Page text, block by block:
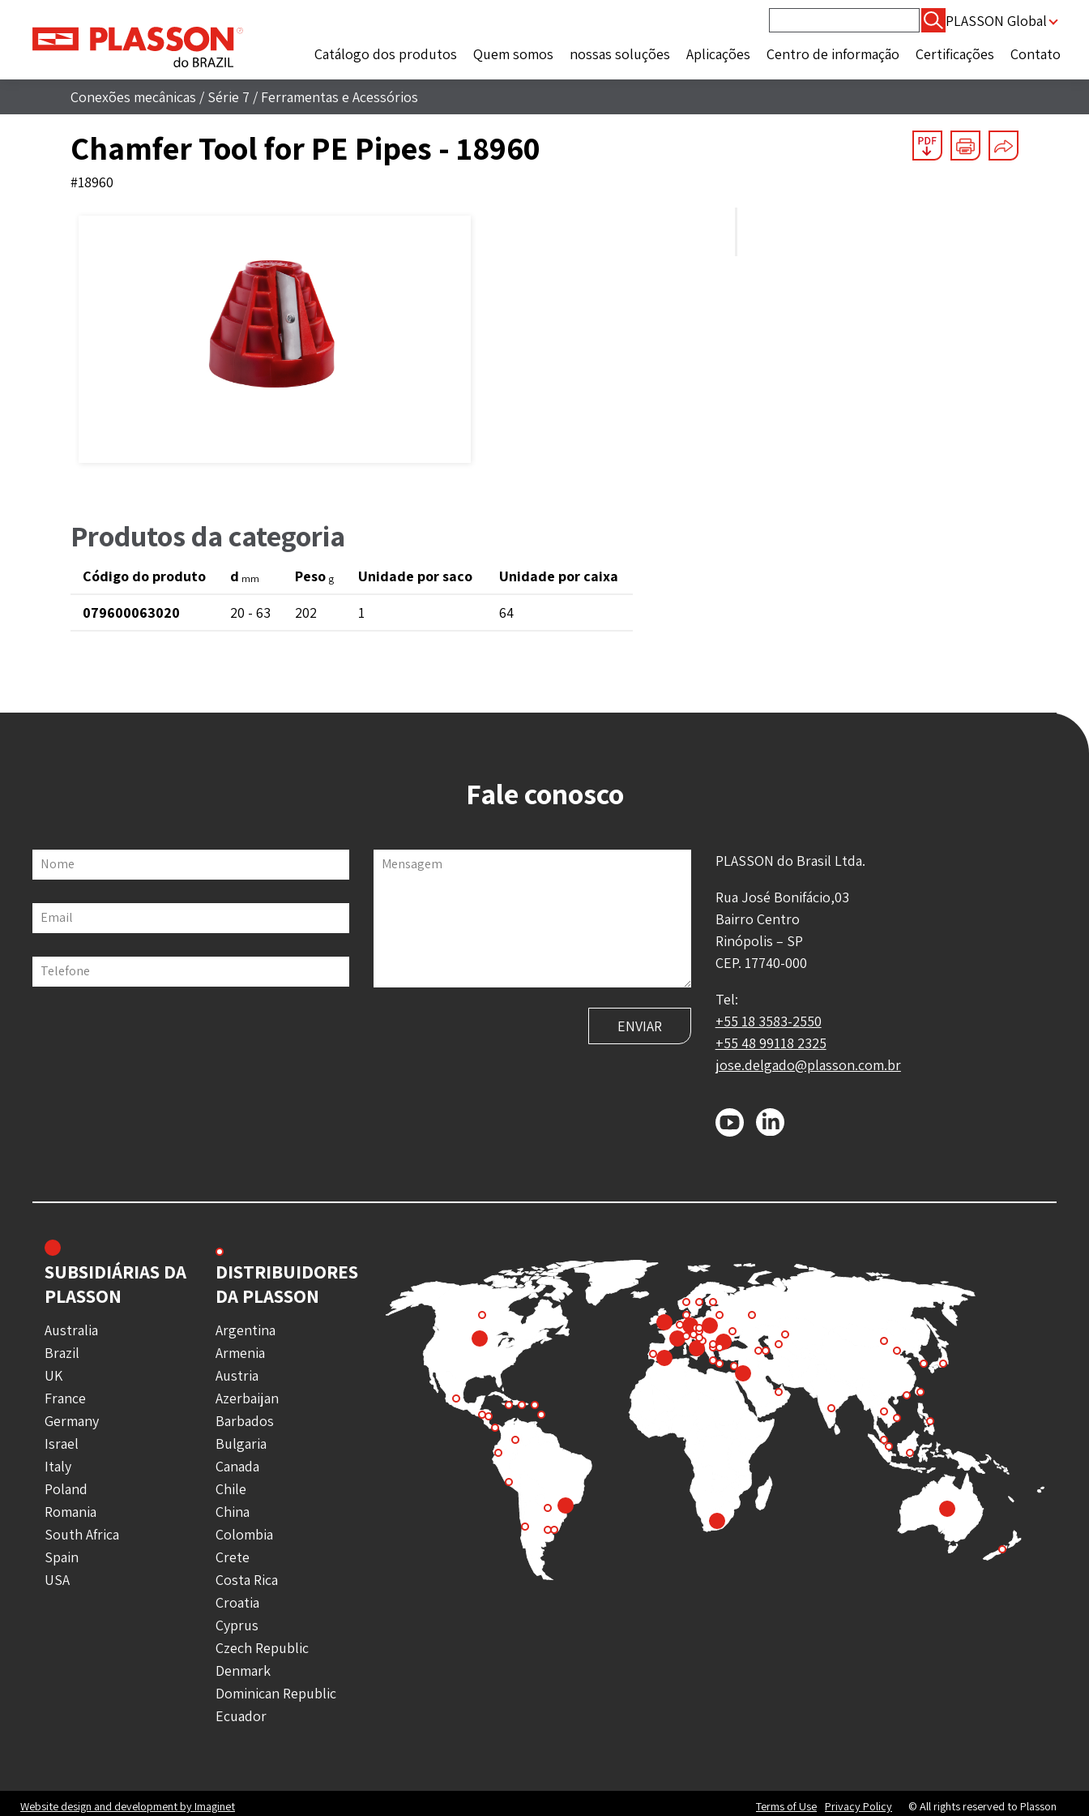
por:
PLASSON Global
Catálogo dos produtos
Quem somos nossas soluções Aplicações Centro de informação Certificações Contato
Conexões mecânicas / Série 7 / Ferramentas e Acessórios
Chamfer Tool for PE Pipes - 18960
#18960
Produtos da categoria
Código do produto d mm Peso g Unidade por saco
Unidade por caixa
079600063020
20 - 63 202 1 64
Fale conosco
Nome
Email
Telefone
Mensagem
PLASSON do Brasil Ltda.
Rua José Bonifácio,03
Bairro Centro
Rinópolis – SP
CEP. 17740-000
Tel:
+55 18 3583-2550
+55 48 99118 2325
jose.delgado@plasson.com.br
SUBSIDIÁRIAS DA
PLASSON
Australia
Brazil
UK
France
Germany
Israel
Italy
Poland
Romania
South Africa
Spain
USA
DISTRIBUIDORES
DA PLASSON
Argentina
Armenia
Austria
Azerbaijan
Barbados
Bulgaria
Canada
Chile
China
Colombia
Crete
Costa Rica
Croatia
Cyprus
Czech Republic
Denmark
Dominican Republic
Ecuador
Honduras
Website design and development by Imaginet Terms of Use Privacy Policy © All rights reserved to Plasson